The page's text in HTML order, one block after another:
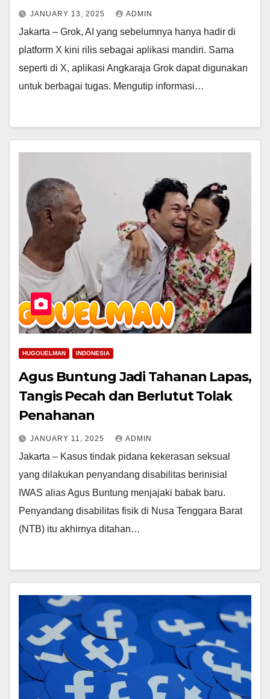
JANUARY 13, 2025 ADMIN
Jakarta – Grok, AI yang sebelumnya hanya hadir di
platform X kini rilis sebagai aplikasi mandiri. Sama
seperti di X, aplikasi Angkaraja Grok dapat digunakan
untuk berbagai tugas. Mengutip informasi…
HUGOUELMAN INDONESIA
Agus Buntung Jadi Tahanan Lapas,
Tangis Pecah dan Berlutut Tolak
Penahanan
JANUARY 11, 2025 ADMIN
Jakarta – Kasus tindak pidana kekerasan seksual
yang dilakukan penyandang disabilitas berinisial
IWAS alias Agus Buntung menjajaki babak baru.
Penyandang disabilitas fisik di Nusa Tenggara Barat
(NTB) itu akhirnya ditahan…